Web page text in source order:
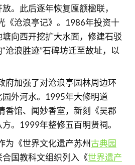
。此后逐年恢复匾额楹联，
《沧浪亭记》。1986年投资十
向西开挖扩大水面，修建石驳
沧浪胜迹”石碑坊迁至故址，以
府加强了对沧浪亭园林周边环
外河水。1995年大修明道
香馆、闻妙香室，新刻《吴郡
。1999年整修五百明贤祠。
为《世界文化遗产苏州古典园
国教科文组织列入《世界遗产